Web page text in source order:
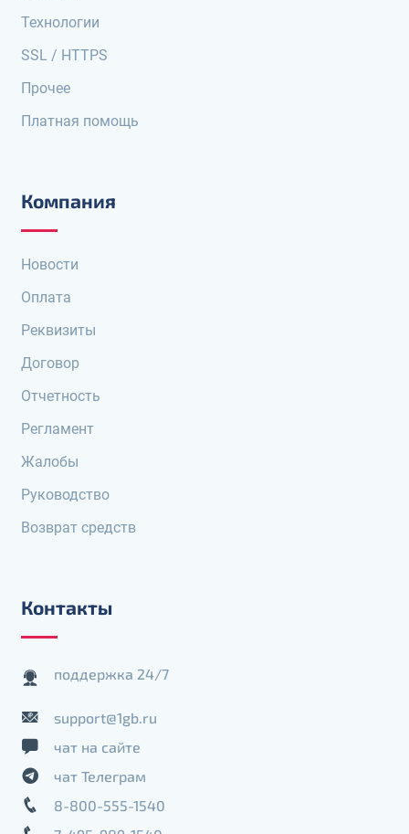
Технологии
SSL / HTTPS
Прочее
Платная помощь
Компания
Новости
Оплата
Реквизиты
Договор
Отчетность
Регламент
Жалобы
Руководство
Возврат средств
Контакты
поддержка 24/7
support@1gb.ru
чат на сайте
чат Телеграм
8-800-555-1540